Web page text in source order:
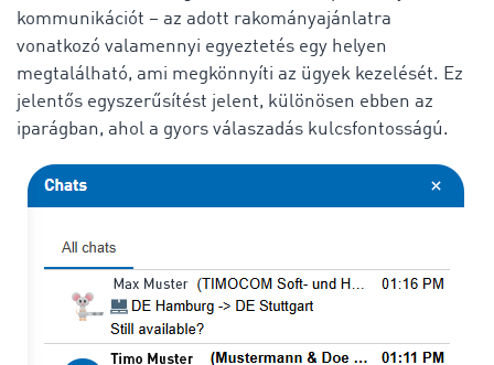
kommunikációt – az adott rakományajánlatra
vonatkozó valamennyi egyeztetés egy helyen
megtalálható, ami megkönnyíti az ügyek kezelését. Ez
jelentős egyszerűsítést jelent, különösen ebben az
iparágban, ahol a gyors válaszadás kulcsfontosságú.